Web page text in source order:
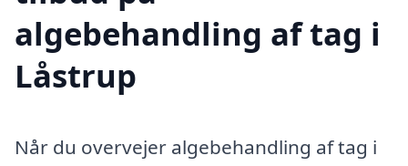
algebehandling af tag i
Låstrup
Når du overvejer algebehandling af tag i